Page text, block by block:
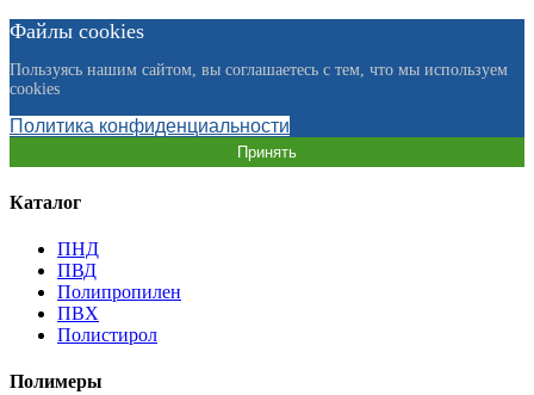
Файлы cookies
Пользуясь нашим сайтом, вы соглашаетесь с тем, что мы используем
cookies
Политика конфиденциальности
Принять
Каталог
ПНД
ПВД
Полипропилен
ПВХ
Полистирол
Полимеры